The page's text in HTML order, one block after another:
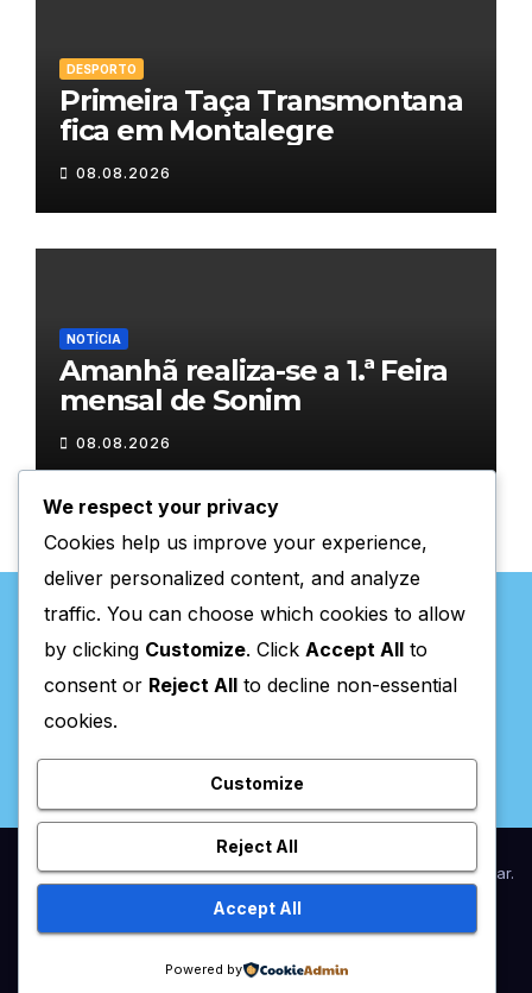
DESPORTO
Primeira Taça Transmontana
fica em Montalegre
08.08.2026
NOTÍCIA
Amanhã realiza-se a 1.ª Feira
mensal de Sonim
08.08.2026
Valpaços Online
Proudly powered by WordPress|Theme:NewsupbyThemeansar.
HomeAnunciar / AssinaturasEstatuto EditorialFicha Técnica
Política de privacidadeUtilidades
We respect your privacy
Cookies help us improve your experience,
deliver personalized content, and analyze
traffic. You can choose which cookies to allow
by clicking Customize. Click Accept All to
consent or Reject All to decline non-essential
cookies.
Customize
Reject All
Accept All
Powered by